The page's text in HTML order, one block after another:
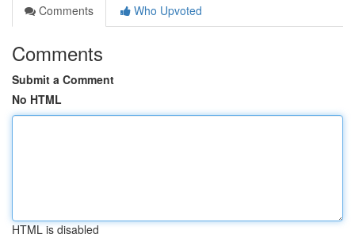
Comments
Who Upvoted
Comments
Submit a Comment
No HTML
HTML is disabled